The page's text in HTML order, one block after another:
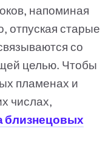
напоминая
отпуская старые
со
целью. Чтобы
пламенах и
числах,
близнецовых